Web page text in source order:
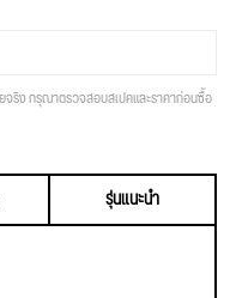
จริง กรุณาตรวจสอบสเปคและราคาก่อนซื้อ
รุ่นแนะนำ